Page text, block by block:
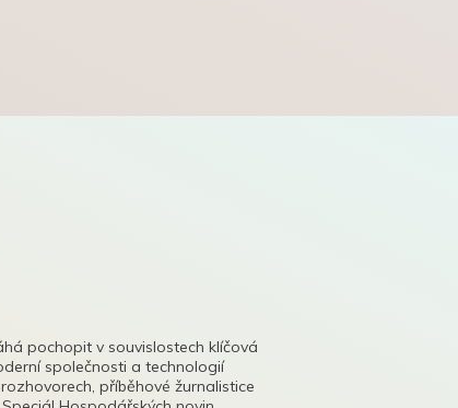
pochopit v souvislostech klíčová
společnosti a technologií
příběhové žurnalistice